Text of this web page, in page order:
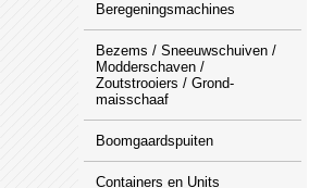
Beregeningsmachines
Bezems / Sneeuwschuiven /
Modderschaven /
Zoutstrooiers / Grond-
maisschaaf
Boomgaardspuiten
Containers en Units